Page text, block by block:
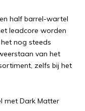
half barrel-wartel
leadcore worden
nog steeds
van het
zelfs bij het
met Dark Matter